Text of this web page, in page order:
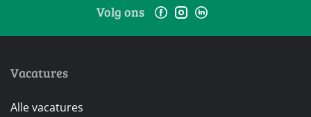
Volg ons
Vacatures
Alle vacatures